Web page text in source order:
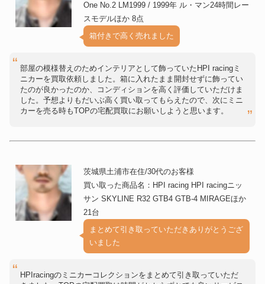
One No.2 LM1999 / 1999年 ル・マン24時間レー
スモデルほか 8点
箱付きで高く売れました
部屋の模様替えのためインテリアとして飾っていたHPI racingミ
ニカーを買取依頼しました。箱に入れたまま開封せずに飾ってい
たのが良かったのか、コンディションを高く評価していただけま
した。予想よりもだいぶ高く買い取ってもらえたので、次にミニ
カーを売る時もTOPの宅配買取にお願いしようと思います。
茨城県土浦市在住/30代のお客様
買い取った商品名：HPI racing HPI racingニッ
サン SKYLINE R32 GTB4 GTB-4 MIRAGEほか
21台
まとめて引き取っていただきありがとうござ
いました
HPIracingのミニカーコレクションをまとめて引き取っていただ